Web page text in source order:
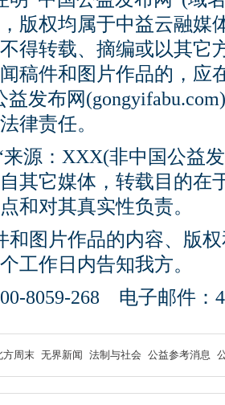
版权均属于中益云融媒
得转载、摘编或以其它
稿件和图片作品的，应
益发布网
律责任。
来源：XXX(非中国公益
其它媒体，转载目的在
和对其真实性负责。
和图片作品的内容、版
工作日内告知我方。
8059-268 电子邮件：
方周末 无界新闻 法制与社会 公益参考消息